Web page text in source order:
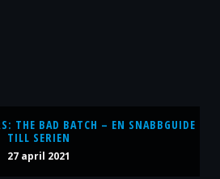
THE BAD BATCH – EN SNABBGUIDE
TILL SERIEN
27 april 2021